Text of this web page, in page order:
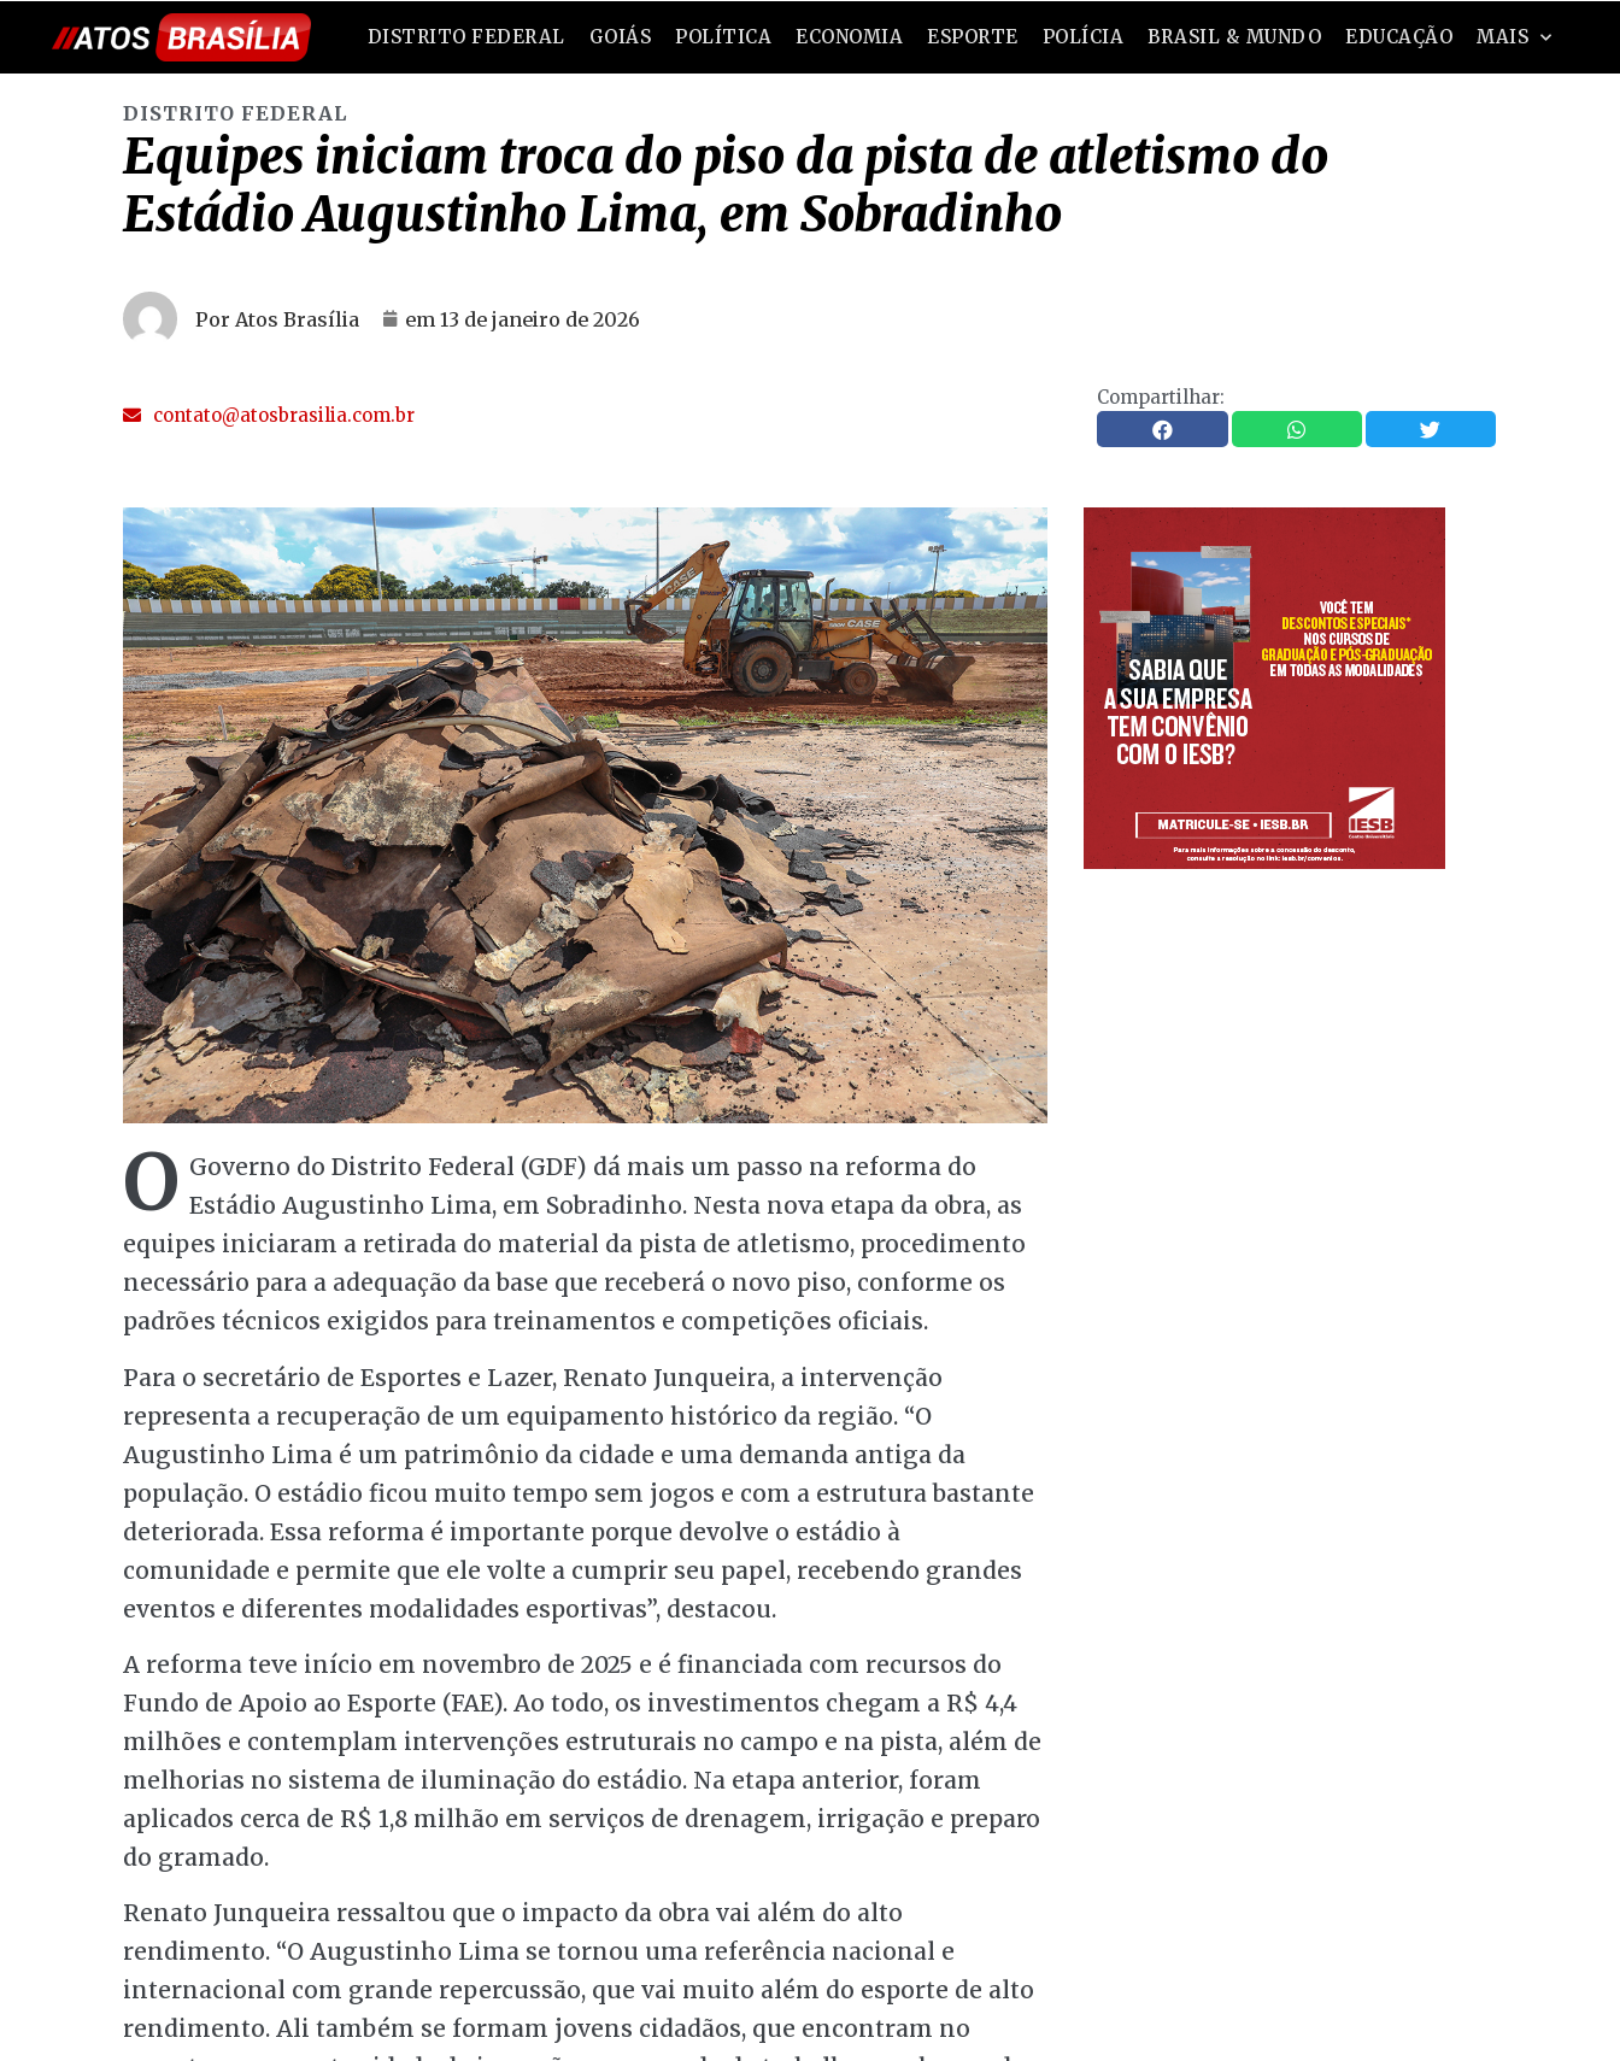
DISTRITO FEDERAL GOIÁS POLÍTICA ECONOMIA ESPORTE POLÍCIA BRASIL & MUNDO EDUCAÇÃO MAIS
DISTRITO FEDERAL
Equipes iniciam troca do piso da pista de atletismo do
Estádio Augustinho Lima, em Sobradinho
Por Atos Brasília em 13 de janeiro de 2026
contato@atosbrasilia.com.br
Compartilhar:
O Governo do Distrito Federal (GDF) dá mais um passo na reforma do
Estádio Augustinho Lima, em Sobradinho. Nesta nova etapa da obra, as
equipes iniciaram a retirada do material da pista de atletismo, procedimento
necessário para a adequação da base que receberá o novo piso, conforme os
padrões técnicos exigidos para treinamentos e competições oficiais.
Para o secretário de Esportes e Lazer, Renato Junqueira, a intervenção
representa a recuperação de um equipamento histórico da região. “O
Augustinho Lima é um patrimônio da cidade e uma demanda antiga da
população. O estádio ficou muito tempo sem jogos e com a estrutura bastante
deteriorada. Essa reforma é importante porque devolve o estádio à
comunidade e permite que ele volte a cumprir seu papel, recebendo grandes
eventos e diferentes modalidades esportivas”, destacou.
A reforma teve início em novembro de 2025 e é financiada com recursos do
Fundo de Apoio ao Esporte (FAE). Ao todo, os investimentos chegam a R$ 4,4
milhões e contemplam intervenções estruturais no campo e na pista, além de
melhorias no sistema de iluminação do estádio. Na etapa anterior, foram
aplicados cerca de R$ 1,8 milhão em serviços de drenagem, irrigação e preparo
do gramado.
Renato Junqueira ressaltou que o impacto da obra vai além do alto
rendimento. “O Augustinho Lima se tornou uma referência nacional e
internacional com grande repercussão, que vai muito além do esporte de alto
rendimento. Ali também se formam jovens cidadãos, que encontram no